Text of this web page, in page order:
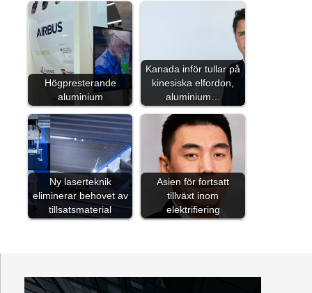
Högpresterande
aluminium
Kanada inför tullar på
kinesiska elfordon,
aluminium…
Ny laserteknik
eliminerar behovet av
tillsatsmaterial
Asien för fortsatt
tillväxt inom
elektrifiering